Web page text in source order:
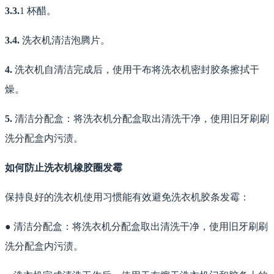
3.3.1 杯醋。
3.4. 洗衣机清洁泡腾片。
4. 洗衣机自清洁完成后，使用干布将洗衣机密封胶条擦拭干
燥。
5. 清洁分配盒：将洗衣机分配盒取出清洗干净，使用旧牙刷刷
洗分配盒内污渍。
如何防止洗衣机橡胶圈发霉
保持良好的洗衣机使用习惯能有效避免洗衣机胶条发霉：
● 清洁分配盒：将洗衣机分配盒取出清洗干净，使用旧牙刷刷
洗分配盒内污渍。